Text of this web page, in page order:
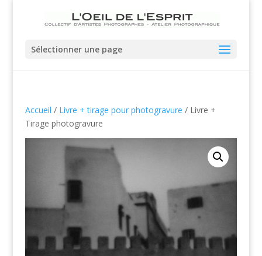
Sélectionner une page
Accueil / Livre + tirage pour photogravure / Livre +
Tirage photogravure